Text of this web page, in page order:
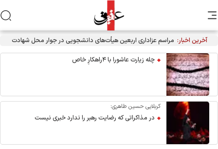
آخرین اخبار: مراسم عزاداری اربعین هیأت‌های دانشجویی در جوار محل شهادت
رهبر انقلاب
چله زیارت عاشورا با ۴راهکارِ خاص
کربلایی حسین طاهری:
در مذاکراتی که رضایت رهبر را ندارد خبری نیست